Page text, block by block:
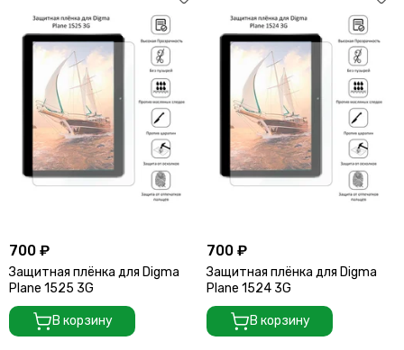
700 ₽
Защитная плёнка для Digma
Plane 1525 3G
В корзину
700 ₽
Защитная плёнка для Digma
Plane 1524 3G
В корзину